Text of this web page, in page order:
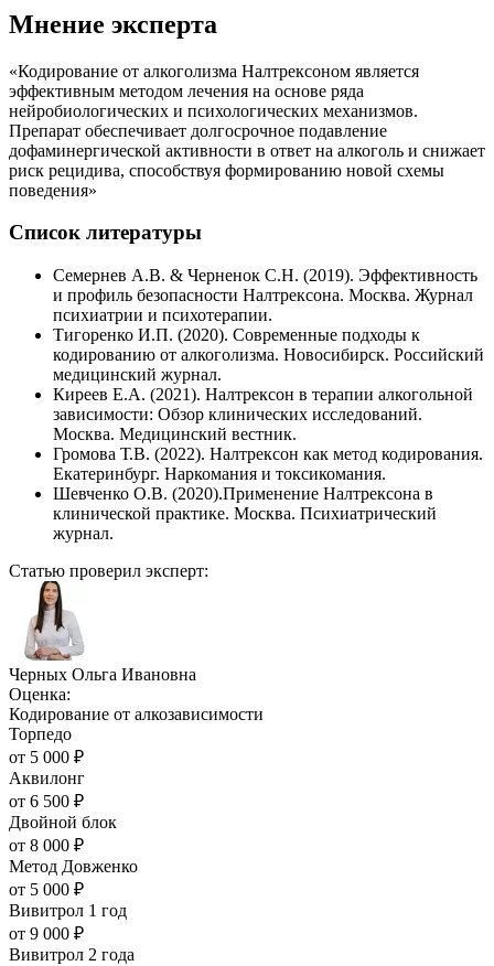
Мнение эксперта
«Кодирование от алкоголизма Налтрексоном является
эффективным методом лечения на основе ряда
нейробиологических и психологических механизмов.
Препарат обеспечивает долгосрочное подавление
дофаминергической активности в ответ на алкоголь и снижает
риск рецидива, способствуя формированию новой схемы
поведения»
Список литературы
Семернев А.В. & Черненок С.Н. (2019). Эффективность
и профиль безопасности Налтрексона. Москва. Журнал
психиатрии и психотерапии.
Тигоренко И.П. (2020). Современные подходы к
кодированию от алкоголизма. Новосибирск. Российский
медицинский журнал.
Киреев Е.А. (2021). Налтрексон в терапии алкогольной
зависимости: Обзор клинических исследований.
Москва. Медицинский вестник.
Громова Т.В. (2022). Налтрексон как метод кодирования.
Екатеринбург. Наркомания и токсикомания.
Шевченко О.В. (2020).Применение Налтрексона в
клинической практике. Москва. Психиатрический
журнал.
Статью проверил эксперт:
Черных Ольга Ивановна
Оценка:
Кодирование от алкозависимости
Торпедо
от 5 000 ₽
Аквилонг
от 6 500 ₽
Двойной блок
от 8 000 ₽
Метод Довженко
от 5 000 ₽
Вивитрол 1 год
от 9 000 ₽
Вивитрол 2 года